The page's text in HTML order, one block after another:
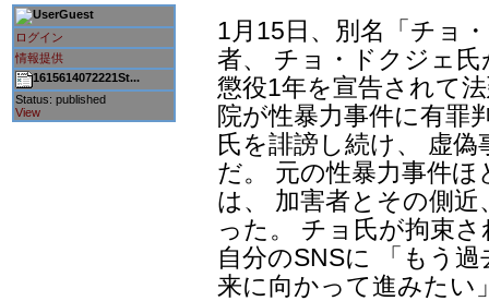
Guest
ログイン
情報提供
1615614072221St...
Status: published
View
1月15日、別名「チョ
者、 チョ・ドクジェ
懲役1年を宣告されて
院が性暴力事件に有罪
氏を誹謗し続け、 虚
だ。 元の性暴力事件
は、 加害者とその側
った。 チョ氏が拘束
自分のSNSに 「もう
来に向かって進みたい